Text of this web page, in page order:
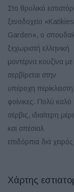
Στο θρυλικό
ξενοδοχείο «Katikies
Garden», ο
ξεχωριστή ελληνική
μοντέρνα κουζίνα
σερβίρεται στην
υπέροχη
φοίνικες. Πολύ καλό
σέρβις, ιδιαίτερη
και σπέσιαλ
επιδόρπια διά
Χάρτης